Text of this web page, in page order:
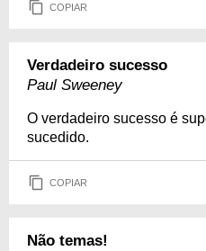
COPIAR
Verdadeiro sucesso
Paul Sweeney
O verdadeiro sucesso é
sucedido.
COPIAR
Não temas!